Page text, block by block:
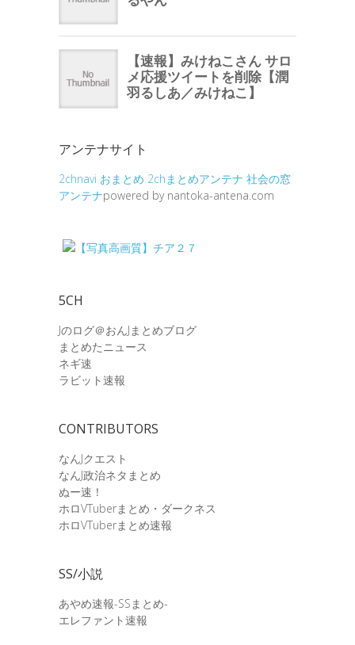
アンテナサイト
2chnavi おまとめ 2chまとめアンテナ 社会の窓
アンテナpowered by nantoka-antena.com
5CH
Jのログ＠おんJまとめブログ
まとめたニュース
ネギ速
ラビット速報
CONTRIBUTORS
なんJクエスト
なんJ政治ネタまとめ
ぬー速！
ホロVTuberまとめ・ダークネス
ホロVTuberまとめ速報
SS/小説
あやめ速報-SSまとめ-
エレファント速報